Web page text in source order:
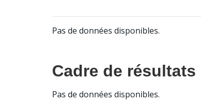
Pas de données disponibles.
Cadre de résultats
Pas de données disponibles.